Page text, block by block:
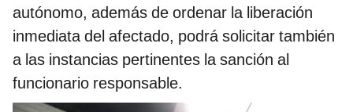
autónomo, además de ordenar la liberación
inmediata del afectado, podrá solicitar también
a las instancias pertinentes la sanción al
funcionario responsable.